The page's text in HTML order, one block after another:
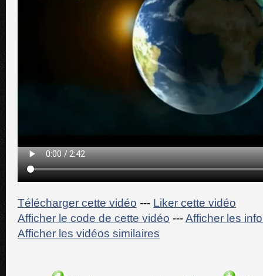
Télécharger cette vidéo --- Liker cette vidéo
Afficher le code de cette vidéo ---Afficher les
Afficher les vidéos similaires